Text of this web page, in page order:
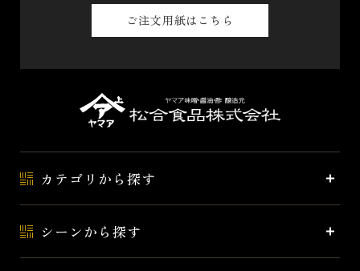
ご注文用紙はこちら
カテゴリから探す
シーンから探す